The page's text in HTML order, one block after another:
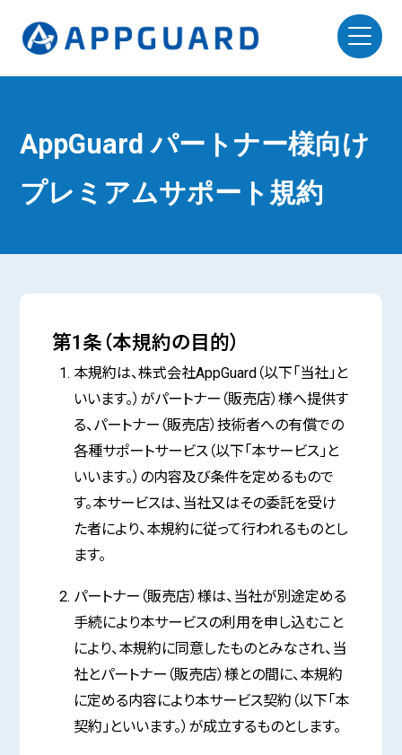
AppGuard パートナー様向け
プレミアムサポート規約
第1条（本規約の目的）
本規約は、株式会社AppGuard（以下「当社」と
いいます。）がパートナー（販売店）様へ提供す
る、パートナー（販売店）技術者への有償での
各種サポートサービス（以下「本サービス」と
いいます。）の内容及び条件を定めるもので
す。本サービスは、当社又はその委託を受け
た者により、本規約に従って行われるものとし
ます。
パートナー（販売店）様は、当社が別途定める
手続により本サービスの利用を申し込むこと
により、本規約に同意したものとみなされ、当
社とパートナー（販売店）様との間に、本規約
に定める内容により本サービス契約（以下「本
契約」といいます。）が成立するものとします。